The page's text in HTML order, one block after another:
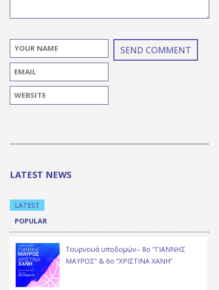
LATEST NEWS
LATEST
POPULAR
Τουρνουά υποδομών– 8ο “ΓΙΑΝΝΗΣ
ΜΑΥΡΟΣ” & 6ο “ΧΡΙΣΤΙΝΑ ΧΑΝΗ”